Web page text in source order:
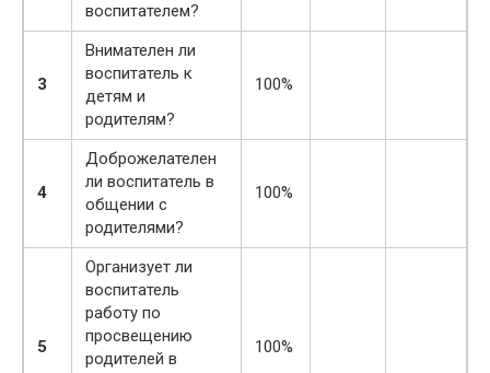
воспитателем?
3
Внимателен ли
воспитатель к
детям и
родителям?
100%
4
Доброжелателен
ли воспитатель в
общении с
родителями?
100%
5
Организует ли
воспитатель
работу по
просвещению
родителей в
100%